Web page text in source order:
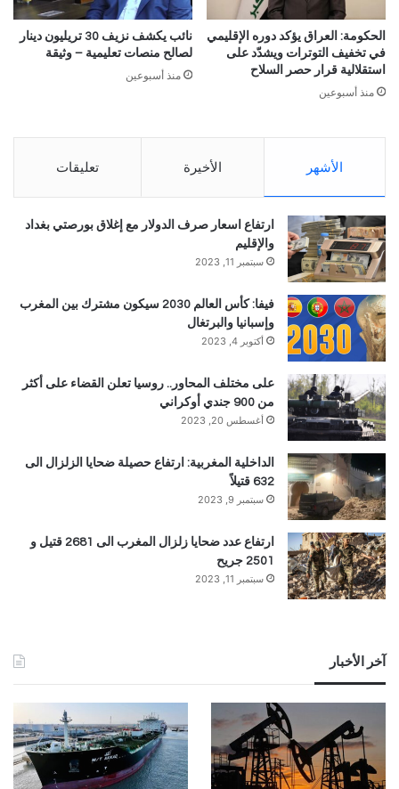
الحكومة: العراق يؤكد دوره الإقليمي
في تخفيف التوترات ويشدّد على
استقلالية قرار حصر السلاح
منذ أسبوعين
نائب يكشف نزيف 30 تريليون دينار
لصالح منصات تعليمية – وثيقة
منذ أسبوعين
الأشهر الأخيرة تعليقات
ارتفاع اسعار صرف الدولار مع إغلاق بورصتي بغداد
والإقليم
سبتمبر 11, 2023
فيفا: كأس العالم 2030 سيكون مشترك بين المغرب
وإسبانيا والبرتغال
أكتوبر 4, 2023
على مختلف المحاور.. روسيا تعلن القضاء على أكثر
من 900 جندي أوكراني
أغسطس 20, 2023
الداخلية المغربية: ارتفاع حصيلة ضحايا الزلزال الى
632 قتيلاً
سبتمبر 9, 2023
ارتفاع عدد ضحايا زلزال المغرب الى 2681 قتيل و
2501 جريح
سبتمبر 11, 2023
آخر الأخبار